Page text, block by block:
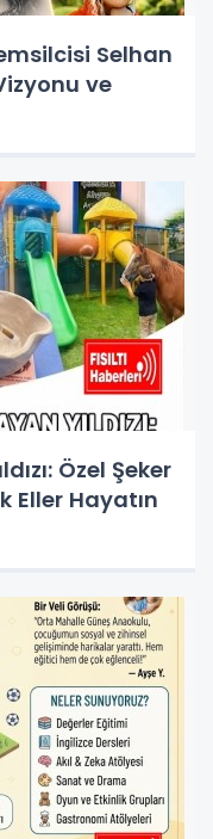
Selhan
ve
Özel Şeker
Eller Hayatın